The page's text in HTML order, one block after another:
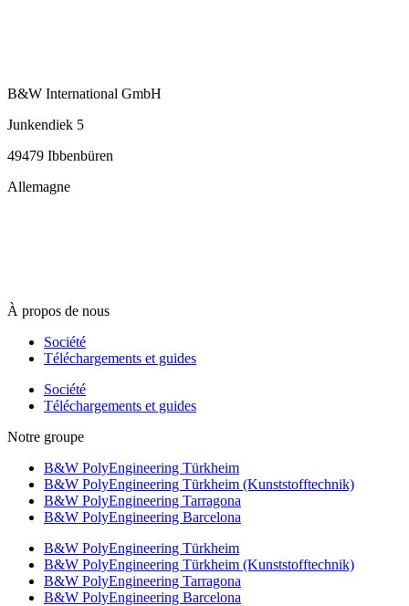
B&W International GmbH
Junkendiek 5
49479 Ibbenbüren
Allemagne
À propos de nous
Société
Téléchargements et guides
Société
Téléchargements et guides
Notre groupe
B&W PolyEngineering Türkheim
B&W PolyEngineering Türkheim (Kunststofftechnik)
B&W PolyEngineering Tarragona
B&W PolyEngineering Barcelona
B&W PolyEngineering Türkheim
B&W PolyEngineering Türkheim (Kunststofftechnik)
B&W PolyEngineering Tarragona
B&W PolyEngineering Barcelona